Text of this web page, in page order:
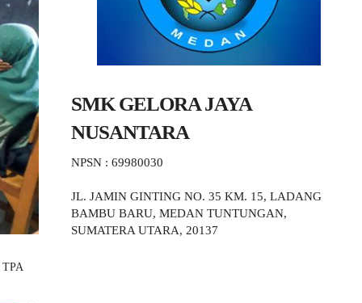
TPA
SMK GELORA JAYA
NUSANTARA
NPSN : 69980030
JL. JAMIN GINTING NO. 35 KM. 15, LADANG
BAMBU BARU, MEDAN TUNTUNGAN,
SUMATERA UTARA, 20137